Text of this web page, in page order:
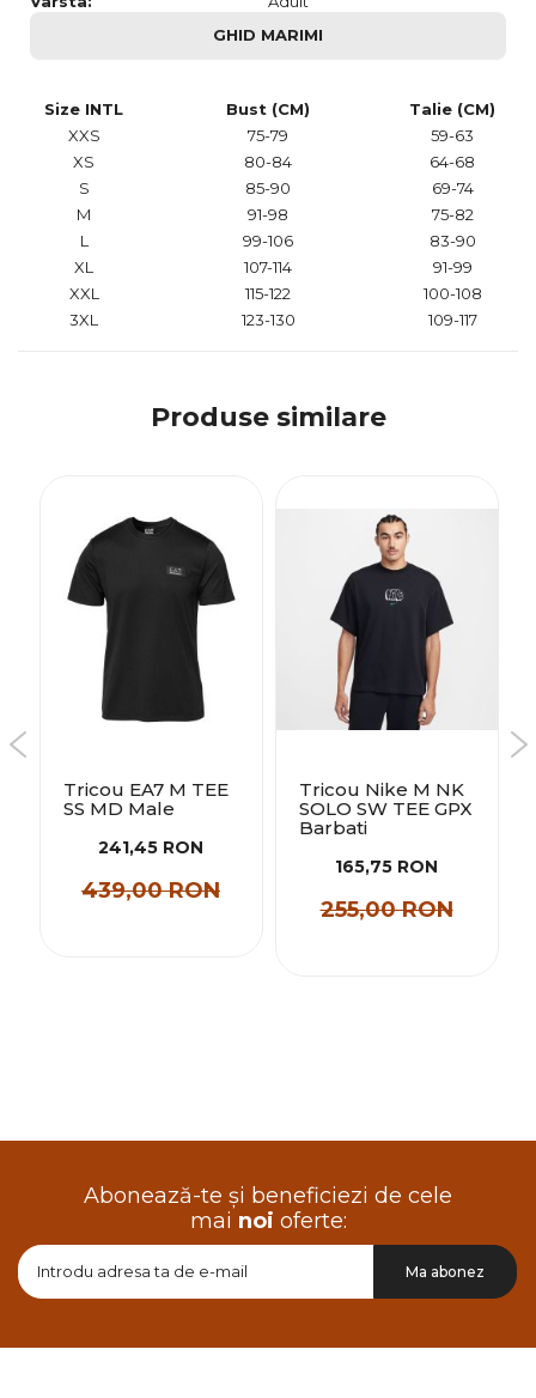
GHID MARIMI
Size INTL Bust (CM)
Talie (CM)
XXS
75-79
59-63
XS
80-84
64-68
S
85-90
69-74
M
91-98
75-82
L
99-106
83-90
XL
107-114
91-99
XXL
115-122
100-108
3XL
123-130 109-117
Produse similare
Tricou EA7 M TEE
SS MD Male
241,45 RON
439,00 RON
Tricou Nike M NK
SOLO SW TEE GPX
Barbati
165,75 RON
255,00 RON
Abonează-te și beneficiezi de cele
mai noi oferte:
sa
informatii
Ma abonez